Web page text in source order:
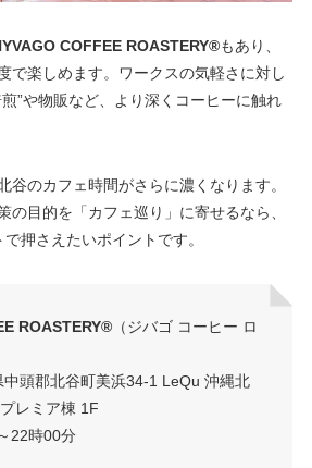
COFFEE ROASTERY®︎もあり、
で楽しめます。ワークスの気軽さに対し
”や物販など、より深くコーヒーに触れ
谷のカフェ時間がさらに濃くなります。
の目的を「カフェ巡り」に寄せるなら、
押さえたいポイントです。
ROASTERY®︎（ジバゴ コーヒー ロ
頭郡北谷町美浜34-1 LeQu 沖縄北
レミア棟 1F
22時00分